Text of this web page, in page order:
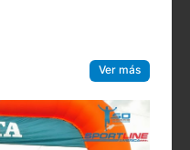
Ver más